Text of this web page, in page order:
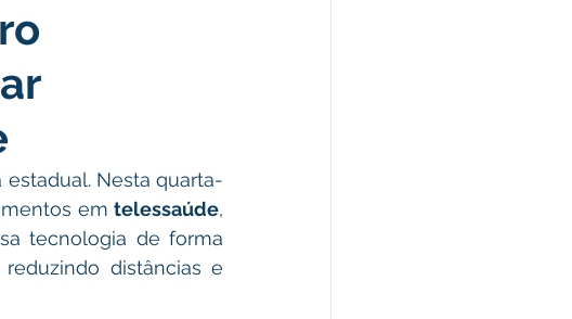
Agricultura
em telessaúde,
tecnologia de forma
distâncias e